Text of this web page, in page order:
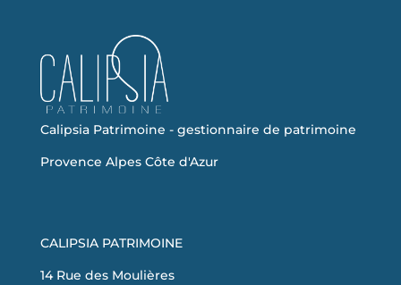
Calipsia Patrimoine - gestionnaire de patrimoine
Provence Alpes Côte d'Azur
CALIPSIA PATRIMOINE
14 Rue des Moulières